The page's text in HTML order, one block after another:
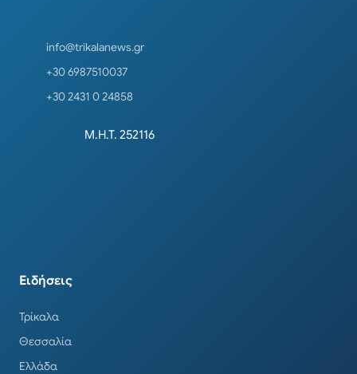
info@trikalanews.gr
+30 6987510037
+30 2431 0 24858
Μ.Η.Τ. 252116
Ειδήσεις
Τρίκαλα
Θεσσαλία
Ελλάδα